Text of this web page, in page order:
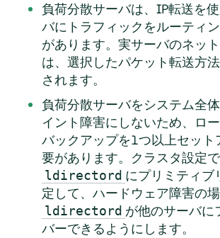
負荷分散サーバは、IP転送を
バにトラフィックをルーティ
があります。実サーバのネッ
は、選択したパケット転送方
されます。
負荷分散サーバをシステム全
イント障害にしないため、ロ
バックアップを1つ以上セット
要があります。クラスタ設定で
ldirectord にプリミティブ
定して、ハードウェア障害の
ldirectord が他のサーバに
バーできるようにします。